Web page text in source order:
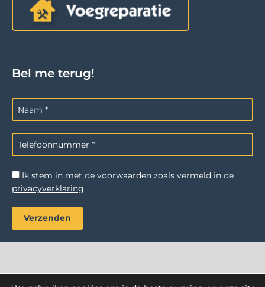
Bel me terug!
Ik stem in met de voorwaarden zoals vermeld in de
privacyverklaring